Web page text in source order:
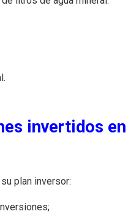
invertidos en
plan inversor: